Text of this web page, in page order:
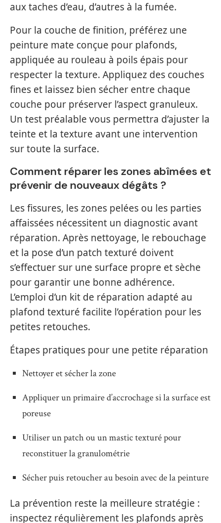
aux taches d’eau, d’autres à la fumée.
Pour la couche de finition, préférez une
peinture mate conçue pour plafonds,
appliquée au rouleau à poils épais pour
respecter la texture. Appliquez des couches
fines et laissez bien sécher entre chaque
couche pour préserver l’aspect granuleux.
Un test préalable vous permettra d’ajuster la
teinte et la texture avant une intervention
sur toute la surface.
Comment réparer les zones abîmées et
prévenir de nouveaux dégâts ?
Les fissures, les zones pelées ou les parties
affaissées nécessitent un diagnostic avant
réparation. Après nettoyage, le rebouchage
et la pose d’un patch texturé doivent
s’effectuer sur une surface propre et sèche
pour garantir une bonne adhérence.
L’emploi d’un kit de réparation adapté au
plafond texturé facilite l’opération pour les
petites retouches.
Étapes pratiques pour une petite réparation
Nettoyer et sécher la zone
Appliquer un primaire d’accrochage si la surface est
poreuse
Utiliser un patch ou un mastic texturé pour
reconstituer la granulométrie
Sécher puis retoucher au besoin avec de la peinture
La prévention reste la meilleure stratégie :
inspectez régulièrement les plafonds après